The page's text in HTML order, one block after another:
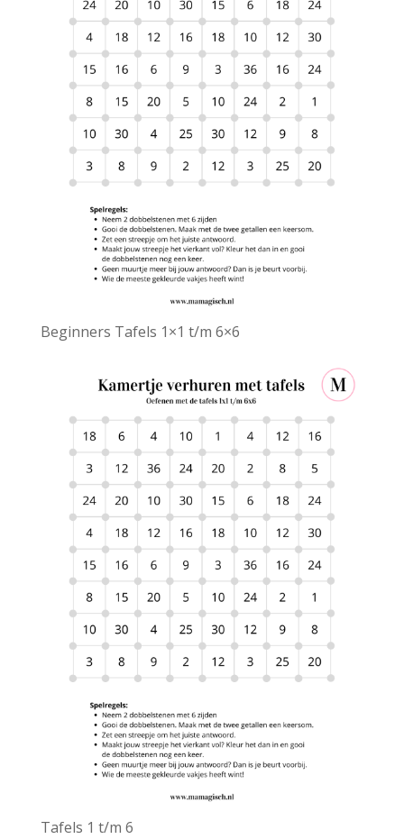
Beginners Tafels 1×1 t/m 6×6
Tafels 1 t/m 6